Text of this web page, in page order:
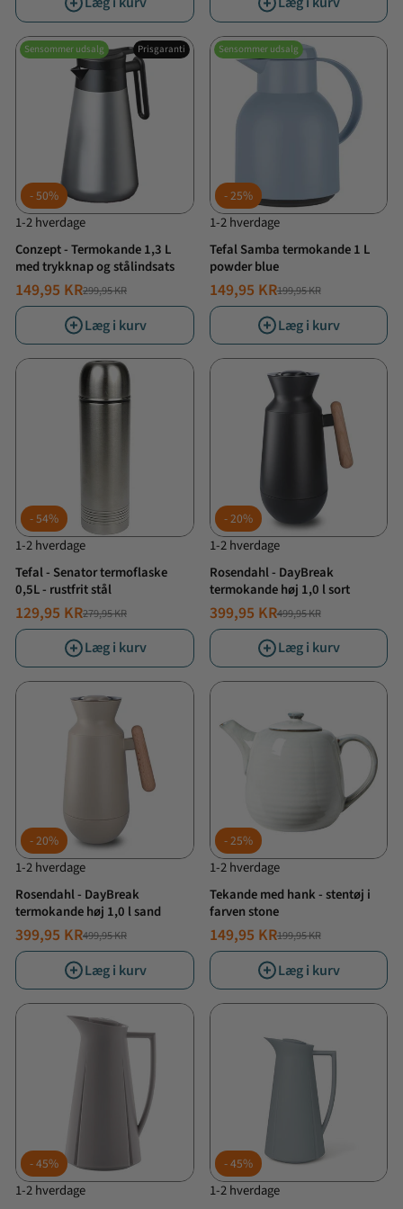
Sensommer udsalg Prisgaranti
50%
1-2 hverdage
Conzept - Termokande 1,3 L
med trykknap og stålindsats
NORMALPRIS299,95 KR
TILBUDSPRIS
149,95 KR
Læg i kurv
Sensommer udsalg
25%
1-2 hverdage
Tefal Samba termokande 1 L
powder blue
NORMALPRIS199,95 KR
TILBUDSPRIS
149,95 KR
Læg i kurv
54%
1-2 hverdage
Tefal - Senator termoflaske
0,5L - rustfrit stål
NORMALPRIS279,95 KR
TILBUDSPRIS
129,95 KR
Læg i kurv
20%
1-2 hverdage
Rosendahl - DayBreak
termokande høj 1,0 l sort
NORMALPRIS499,95 KR
TILBUDSPRIS
399,95 KR
Læg i kurv
20%
1-2 hverdage
Rosendahl - DayBreak
termokande høj 1,0 l sand
NORMALPRIS499,95 KR
TILBUDSPRIS
399,95 KR
Læg i kurv
25%
1-2 hverdage
Tekande med hank - stentøj i
farven stone
NORMALPRIS199,95 KR
TILBUDSPRIS
149,95 KR
Læg i kurv
45%
1-2 hverdage
45%
1-2 hverdage